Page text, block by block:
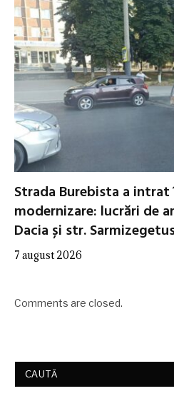
Strada Burebista a
modernizare: lucrări de
Dacia și str.
7 august 2026
Comments are closed.
CAUTĂ